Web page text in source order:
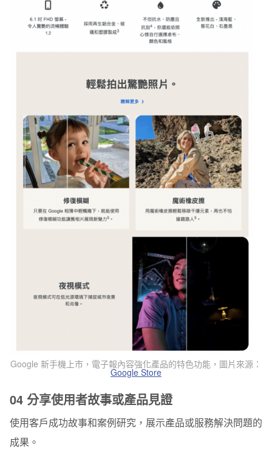
Google 新手機上市，電子報內容強化產品的特色功能 ，圖片來源：
Google Store
04 分享使用者故事或產品見證
使用客戶成功故事和案例研究，展示產品或服務解決問題的
成果。